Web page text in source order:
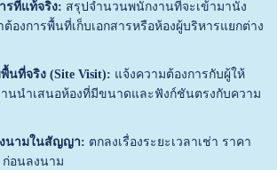
รที่แท้จริง: สรุปจำนวนพนักงานที่จะเข้ามานั่ง
องการพื้นที่เก็บเอกสารหรือห้องผู้บริหารแยกต่าง
นที่จริง (Site Visit): แจ้งความต้องการกับผู้ให้
านนำเสนอห้องที่มีขนาดและฟังก์ชันตรงกับความ
งนามในสัญญา: ตกลงเรื่องระยะเวลาเช่า ราคา
ก่อนลงนาม